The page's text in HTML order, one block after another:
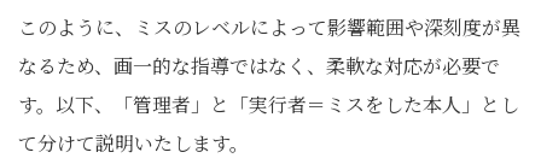
このように、ミスのレベルによって影響範囲や深刻度が異
なるため、画一的な指導ではなく、柔軟な対応が必要で
す。以下、「管理者」と「実行者＝ミスをした本人」とし
て分けて説明いたします。